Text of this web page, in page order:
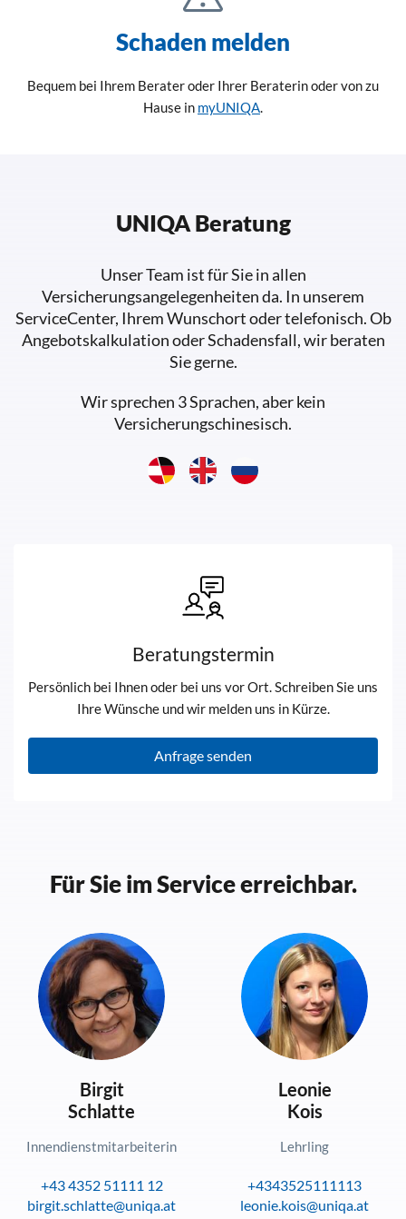
Schaden melden
Bequem bei Ihrem Berater oder Ihrer Beraterin oder von zu
Hause in myUNIQA.
UNIQA Beratung
Unser Team ist für Sie in allen
Versicherungsangelegenheiten da. In unserem
ServiceCenter, Ihrem Wunschort oder telefonisch. Ob
Angebotskalkulation oder Schadensfall, wir beraten
Sie gerne.
Wir sprechen 3 Sprachen, aber kein
Versicherungschinesisch.
Beratungstermin
Persönlich bei Ihnen oder bei uns vor Ort. Schreiben Sie uns
Ihre Wünsche und wir melden uns in Kürze.
Anfrage senden
Für Sie im Service erreichbar.
Birgit
Schlatte
Innendienstmitarbeiterin
+43 4352 51111 12
birgit.schlatte@uniqa.at
Leonie
Kois
Lehrling
+4343525111113
leonie.kois@uniqa.at